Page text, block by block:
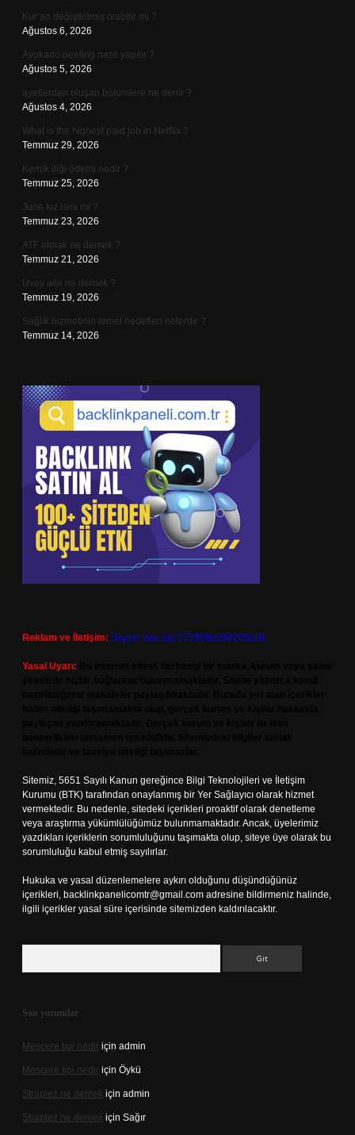
Kur’an değiştirilmiş olabilir mi ?
Ağustos 6, 2026
Avokado peeling nasıl yapılır ?
Ağustos 5, 2026
ayetlerden oluşan bölümlere ne denir ?
Ağustos 4, 2026
What is the highest paid job in Netflix ?
Temmuz 29, 2026
Kemik iliği ödemi nedir ?
Temmuz 25, 2026
June kız ismi mi ?
Temmuz 23, 2026
ATF olmak ne demek ?
Temmuz 21, 2026
Üvey aile ne demek ?
Temmuz 19, 2026
Sağlık hizmetinin temel hedefleri nelerdir ?
Temmuz 14, 2026
Reklam ve İletişim: Skype: live:.cid.575569c608265c69
Yasal Uyarı:
Sitemiz, 5651 Sayılı Kanun gereğince Bilgi Teknolojileri ve İletişim
Kurumu (BTK) tarafından onaylanmış bir Yer Sağlayıcı olarak hizmet
vermektedir. Bu nedenle, sitedeki içerikleri proaktif olarak denetleme
veya araştırma yükümlülüğümüz bulunmamaktadır. Ancak, üyelerimiz
yazdıkları içeriklerin sorumluluğunu taşımakta olup, siteye üye olarak bu
sorumluluğu kabul etmiş sayılırlar.
Hukuka ve yasal düzenlemelere aykırı olduğunu düşündüğünüz
içerikleri, backlinkpanelicomtr@gmail.com adresine bildirmeniz halinde,
ilgili içerikler yasal süre içerisinde sitemizden kaldırılacaktır.
Son yorumlar
Meşcere tipi nedir için admin
Meşcere tipi nedir için Öykü
Straplez ne demek için admin
Straplez ne demek için Sağır